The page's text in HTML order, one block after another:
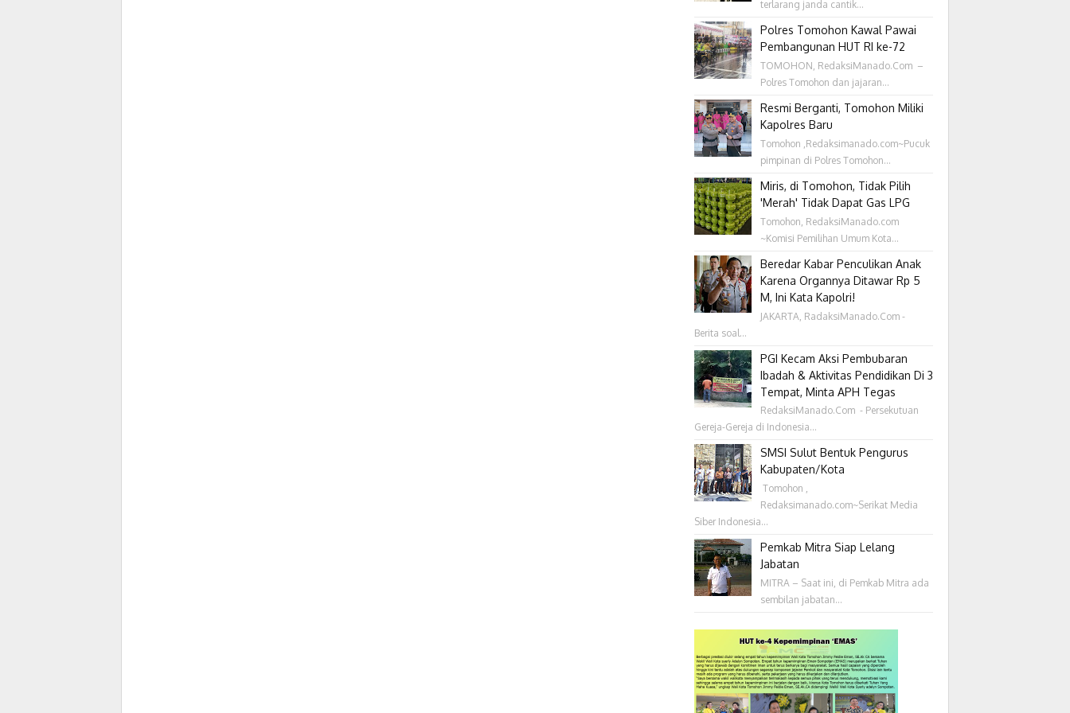
terlarang janda cantik...
Polres Tomohon Kawal Pawai
Pembangunan HUT RI ke-72
TOMOHON, RedaksiManado.Com –
Polres Tomohon dan jajaran...
Resmi Berganti, Tomohon Miliki
Kapolres Baru
Tomohon ,Redaksimanado.com~Pucuk
pimpinan di Polres Tomohon...
Miris, di Tomohon, Tidak Pilih
'Merah' Tidak Dapat Gas LPG
Tomohon, RedaksiManado.com
~Komisi Pemilihan Umum Kota...
Beredar Kabar Penculikan Anak
Karena Organnya Ditawar Rp 5
M, Ini Kata Kapolri!
JAKARTA, RadaksiManado.Com -
Berita soal...
PGI Kecam Aksi Pembubaran
Ibadah & Aktivitas Pendidikan Di 3
Tempat, Minta APH Tegas
RedaksiManado.Com - Persekutuan
Gereja-Gereja di Indonesia...
SMSI Sulut Bentuk Pengurus
Kabupaten/Kota
‎ Tomohon ,
Redaksimanado.com~Serikat Media
Siber Indonesia...
Pemkab Mitra Siap Lelang
Jabatan
MITRA – Saat ini, di Pemkab Mitra ada
sembilan jabatan...